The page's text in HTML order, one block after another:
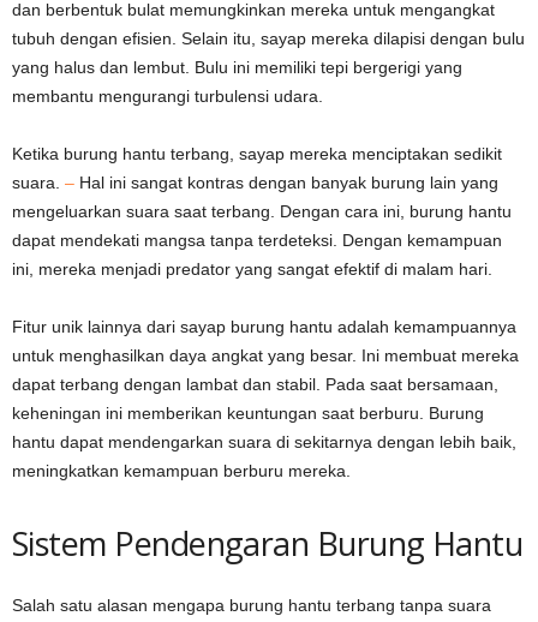
dan berbentuk bulat memungkinkan mereka untuk mengangkat
tubuh dengan efisien. Selain itu, sayap mereka dilapisi dengan bulu
yang halus dan lembut. Bulu ini memiliki tepi bergerigi yang
membantu mengurangi turbulensi udara.
Ketika burung hantu terbang, sayap mereka menciptakan sedikit
suara. – Hal ini sangat kontras dengan banyak burung lain yang
mengeluarkan suara saat terbang. Dengan cara ini, burung hantu
dapat mendekati mangsa tanpa terdeteksi. Dengan kemampuan
ini, mereka menjadi predator yang sangat efektif di malam hari.
Fitur unik lainnya dari sayap burung hantu adalah kemampuannya
untuk menghasilkan daya angkat yang besar. Ini membuat mereka
dapat terbang dengan lambat dan stabil. Pada saat bersamaan,
keheningan ini memberikan keuntungan saat berburu. Burung
hantu dapat mendengarkan suara di sekitarnya dengan lebih baik,
meningkatkan kemampuan berburu mereka.
Sistem Pendengaran Burung Hantu
Salah satu alasan mengapa burung hantu terbang tanpa suara